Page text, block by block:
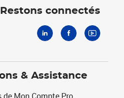
Restons connectés
& Assistance